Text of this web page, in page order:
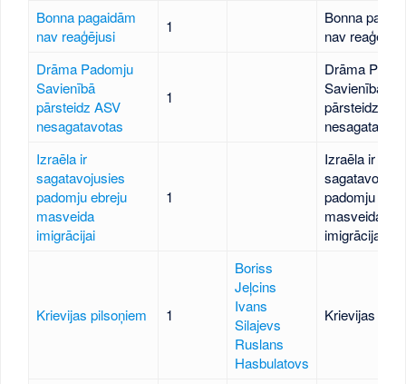
Bonna pagaidām
nav reaģējusi
1
Bonna
nav reaģējusi
Drāma Padomju
Savienībā
pārsteidz ASV
nesagatavotas
1
Drāma
Savienībā
pārsteidz
Izraēla ir
sagatavojusies
padomju ebreju
masveida
imigrācijai
1
Izraēla ir
padomju
masveida
imigrācijai
Krievijas pilsoņiem 1
Boriss
Jeļcins
Ivans
Silajevs
Ruslans
Hasbulatovs
Krievijas